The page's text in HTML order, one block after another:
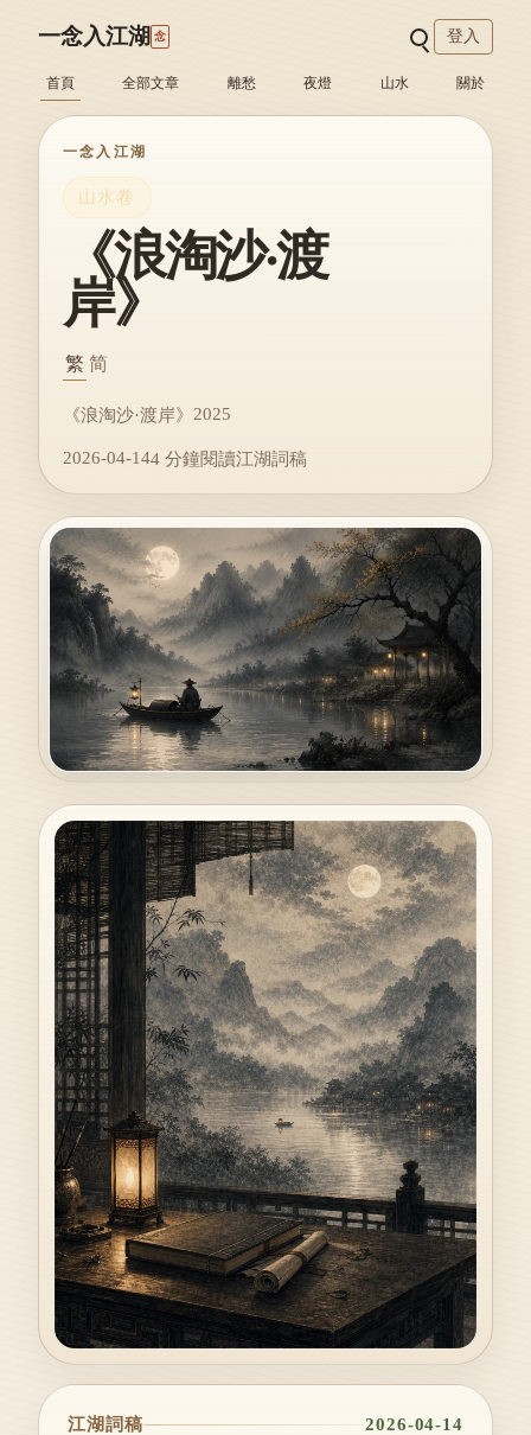
一念入江湖 念
首頁 全部文章 離愁 夜燈 山水 關於
登入
一念入江湖
山水卷
《浪淘沙·渡
岸》
繁 简
《浪淘沙·渡岸》 2025
2026-04-144 分鐘閱讀江湖詞稿
江湖詞稿 2026-04-14